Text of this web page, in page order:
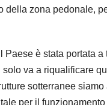
della zona pedonale,
Paese è stata portata a
va a riqualificare
sotterranee siamo
per il